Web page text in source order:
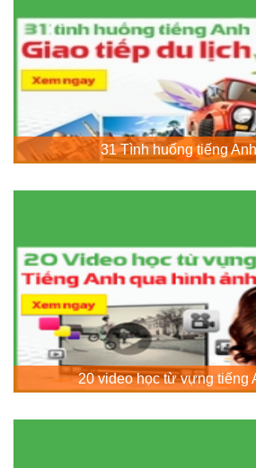
31 Tình huống tiếng
20 video học từ vựng tiếng